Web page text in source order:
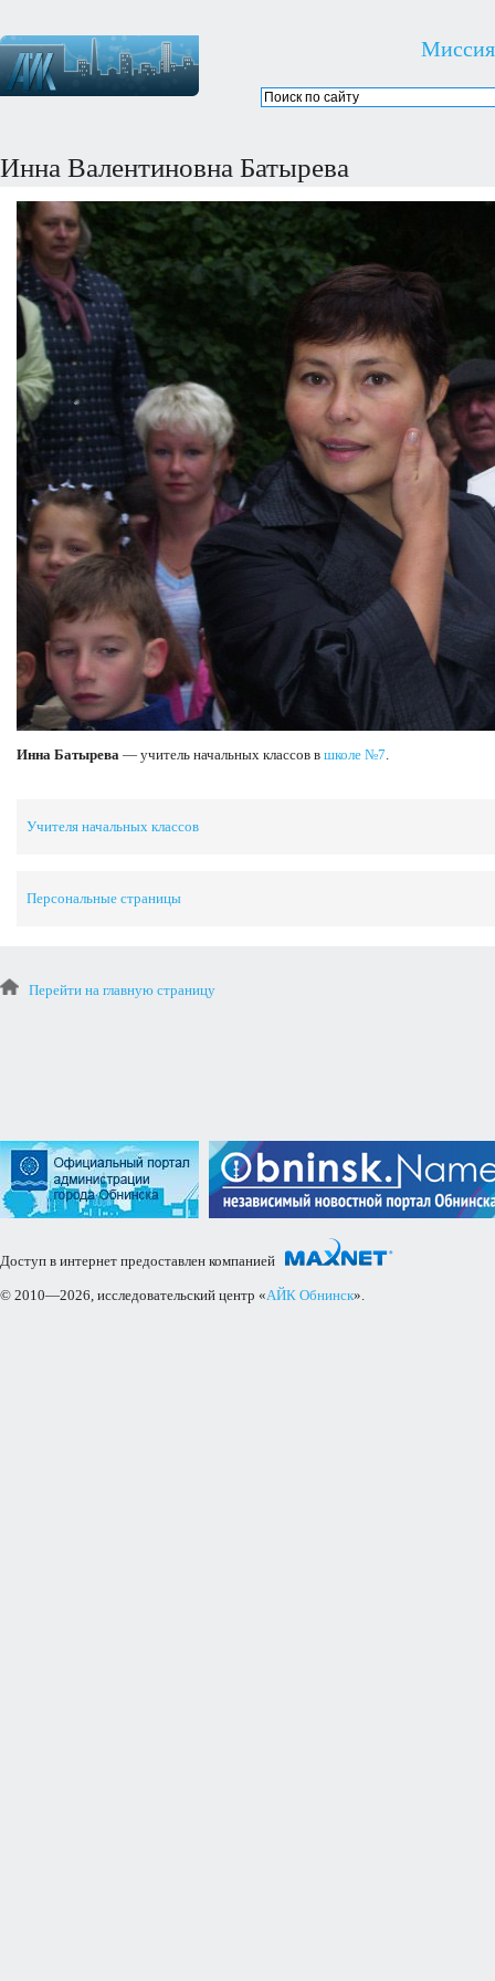
Миссия
Инна Валентиновна Батырева
Инна Батырева — учитель начальных классов в школе №7.
Учителя начальных классов
Персональные страницы
Перейти на главную страницу
Доступ в интернет предоставлен компанией
© 2010—2026, исследовательский центр «АЙК Обнинск».